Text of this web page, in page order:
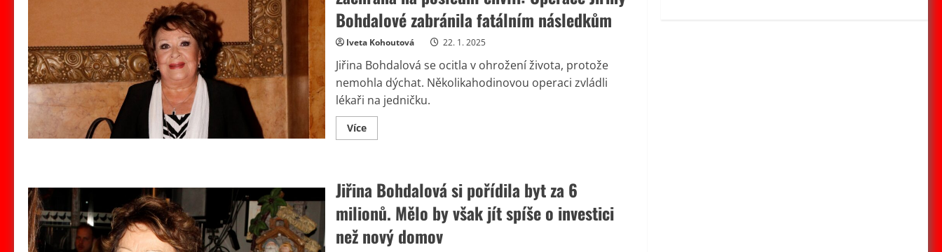
Hrozilo,
že
přijde
o
Bohdalové zabránila fatálním následkům
Iveta Kohoutová 22. 1. 2025
Jiřina Bohdalová se ocitla v ohrožení života, protože
nemohla dýchat. Několikahodinovou operaci zvládli
lékaři na jedničku.
VíceRead
more
chvíli:
Operace
Jiřiny
Bohdalové
zabránila
fatálním
následkům
Jiřina Bohdalová si pořídila byt za 6
milionů. Mělo by však jít spíše o investici
než nový domov